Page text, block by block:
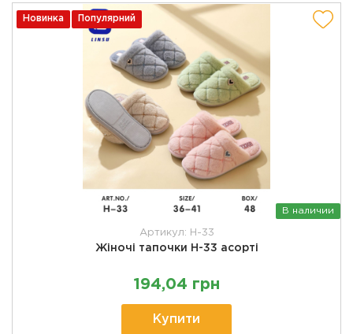
Новинка Популярний
В наличии
Артикул: H-33
Жіночі тапочки H-33 асорті
194,04 грн
Купити